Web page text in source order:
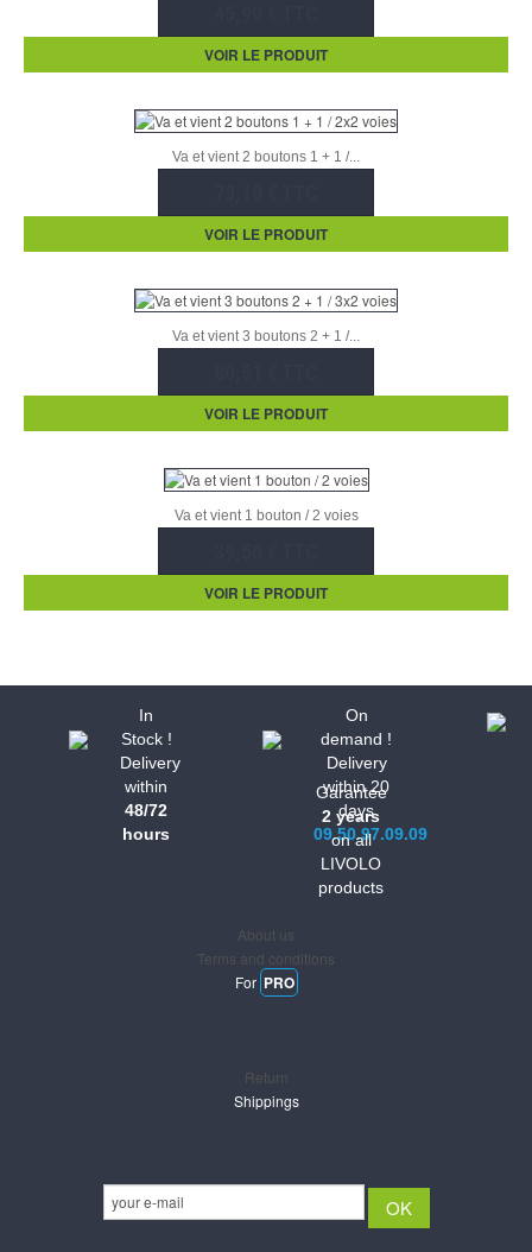
VOIR LE PRODUIT
Va et vient 2 boutons 1 + 1 /...
VOIR LE PRODUIT
Va et vient 3 boutons 2 + 1 /...
VOIR LE PRODUIT
Va et vient 1 bouton / 2 voies
VOIR LE PRODUIT
In
Stock !
Delivery
within
48/72
hours
On
demand !
Delivery
within 20
days
09.50.97.09.09
Garantee
2 years
on all
LIVOLO
products
About us
Terms and conditions
For PRO
Return
Shippings